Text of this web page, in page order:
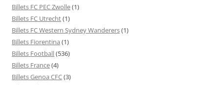
Billets FC PEC Zwolle(1)
Billets FC Utrecht(1)
Billets FC Western Sydney Wanderers(1)
Billets Fiorentina (1)
Billets Football(536)
Billets France(4)
Billets Genoa CFC(3)